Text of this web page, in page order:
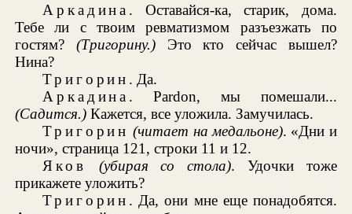
Аркадина . Оставайся-ка, старик, дома.
Тебе ли с твоим ревматизмом разъезжать по
гостям? (Тригорину.)Это кто сейчас вышел?
Нина?
Тригорин . Да.
Аркадина . Pardon, мы помешали...
(Садится.) Кажется, все уложила. Замучилась.
Тригорин (читает на медальоне). «Дни и
ночи», страница 121, строки 11 и 12.
Яков
(убирая со стола). Удочки тоже
прикажете уложить?
Тригорин . Да, они мне еще понадобятся.